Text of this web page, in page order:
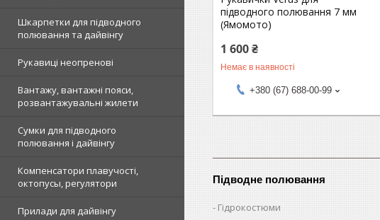
Шкарпетки для підводного
полювання та дайвінгу
Рукавиці неопренові
Вантажу, вантажні пояси,
розвантажувальні жилети
Сумки для підводного
полювання і дайвінгу
Компенсатори плавучості,
октопусы, регулятори
Прилади для дайвінгу
підводного полювання 7 мм
(Ямомото)
1 600 ₴
Немає в наявності
+380 (67) 688-00-99
Підводне полювання
Гідрокостюми